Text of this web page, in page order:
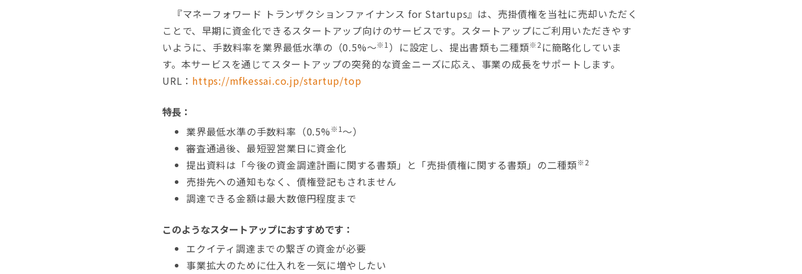
『マネーフォワード トランザクションファイナンス for Startups』は、売掛債権を当社に売却いただく
ことで、早期に資金化できるスタートアップ向けのサービスです。スタートアップにご利用いただきやす
いように、手数料率を業界最低水準の（0.5%〜※1 ）に設定し、提出書類も二種類※2 に簡略化していま
す。本サービスを通じてスタートアップの突発的な資金ニーズに応え、事業の成長をサポートします。
URL： https://mfkessai.co.jp/startup/top
特長：
業界最低水準の手数料率（0.5%※1 ～）
審査通過後、最短翌営業日に資金化
提出資料は「今後の資金調達計画に関する書類」と「売掛債権に関する書類」の二種類※2
売掛先への通知もなく、債権登記もされません
調達できる金額は最大数億円程度まで
このようなスタートアップにおすすめです：
エクイティ調達までの繋ぎの資金が必要
事業拡大のために仕入れを一気に増やしたい